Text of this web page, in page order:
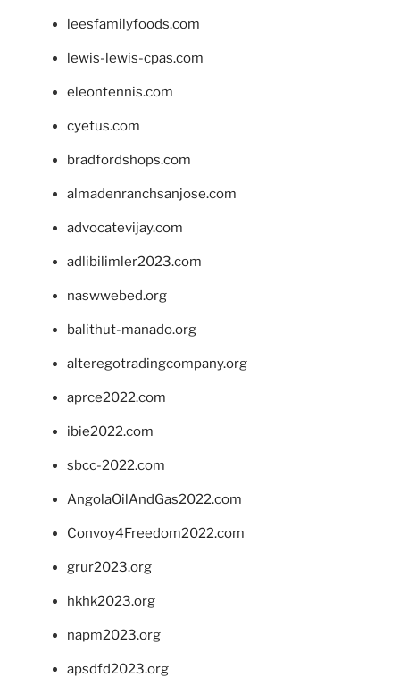
leesfamilyfoods.com
lewis-lewis-cpas.com
eleontennis.com
cyetus.com
bradfordshops.com
almadenranchsanjose.com
advocatevijay.com
adlibilimler2023.com
naswwebed.org
balithut-manado.org
alteregotradingcompany.org
aprce2022.com
ibie2022.com
sbcc-2022.com
AngolaOilAndGas2022.com
Convoy4Freedom2022.com
grur2023.org
hkhk2023.org
napm2023.org
apsdfd2023.org